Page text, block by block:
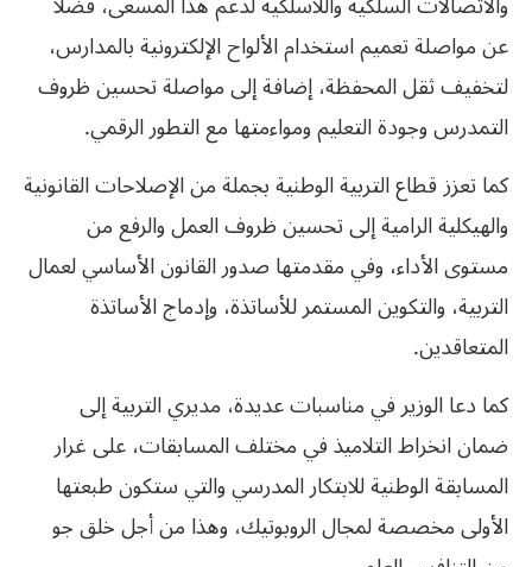
عن مواصلة تعميم استخدام الألواح الإلكترونية بالمدارس،
لتخفيف ثقل المحفظة، إضافة إلى مواصلة تحسين ظروف
التمدرس وجودة التعليم ومواءمتها مع التطور الرقمي.
كما تعزز قطاع التربية الوطنية بجملة من الإصلاحات القانونية
والهيكلية الرامية إلى تحسين ظروف العمل والرفع من
مستوى الأداء، وفي مقدمتها صدور القانون الأساسي لعمال
التربية، والتكوين المستمر للأساتذة، وإدماج الأساتذة
المتعاقدين.
كما دعا الوزير في مناسبات عديدة، مديري التربية إلى
ضمان انخراط التلاميذ في مختلف المسابقات، على غرار
المسابقة الوطنية للابتكار المدرسي والتي ستكون طبعتها
الأولى مخصصة لمجال الروبوتيك، وهذا من أجل خلق جو